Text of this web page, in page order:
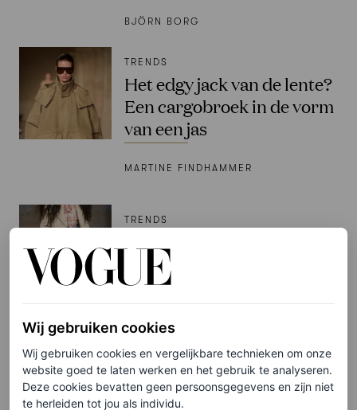
BJÖRN BORG
TRENDS
Het edgy jack van de lente?
Een cargobroek in de vorm
van een jas
MARTINE FINDHAMMER
TRENDS
key piece dit voorjaar
MARTINE FINDHAMMER
Van Carrie’s meubels tot
Miranda’s Bottega-tas:
Wij gebruiken cookies
Wij gebruiken cookies en vergelijkbare technieken om onze
website goed te laten werken en het gebruik te analyseren.
Deze cookies bevatten geen persoonsgegevens en zijn niet
te herleiden tot jou als individu.